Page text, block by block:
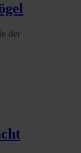
der